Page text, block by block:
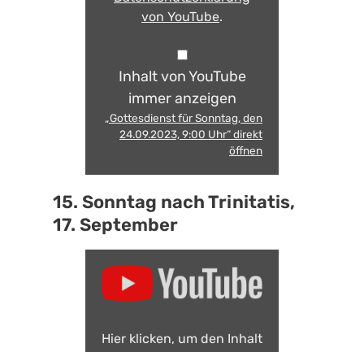
von YouTube.
Inhalt von YouTube
immer anzeigen
„Gottesdienst für Sonntag, den
24.09.2023, 9:00 Uhr“ direkt
öffnen
15. Sonntag nach Trinitatis,
17. September
Hier klicken, um den Inhalt